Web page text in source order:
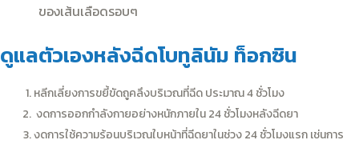
ของเส้นเลือดรอบๆ
ดูแลตัวเองหลังฉีดโบทูลินัม ท็อกซิน
หลีกเลี่ยงการขยี้ขัดถูคลึงบริเวณที่ฉีด ประมาณ 4 ชั่วโมง
งดการออกกำลังกายอย่างหนักภายใน 24 ชั่วโมงหลังฉีดยา
งดการใช้ความร้อนบริเวณใบหน้าที่ฉีดยาในช่วง 24 ชั่วโมงแรก เช่นการ